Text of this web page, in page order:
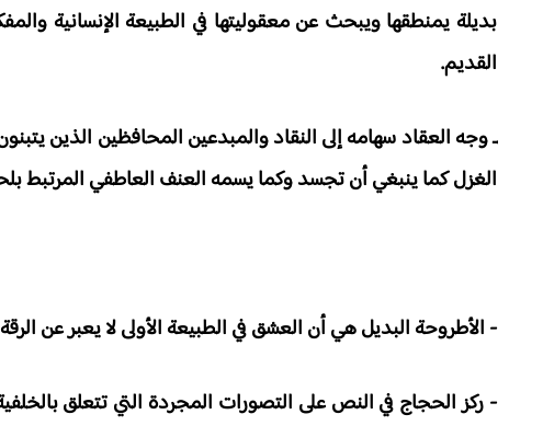
بديلة يمنطقها ويبحث عن معقوليتها في الطبيعة الإنسانية
القديم.
ـ وجه العقاد سهامه إلى النقاد والمبدعين المحافظين الذين
الغزل كما ينبغي أن تجسد وكما يسمه العنف العاطفي المرتبط
- الأطروحة البديل هي أن العشق في الطبيعة الأولى لا يعبر عن
- ركز الحجاج في النص على التصورات المجردة التي تتعلق